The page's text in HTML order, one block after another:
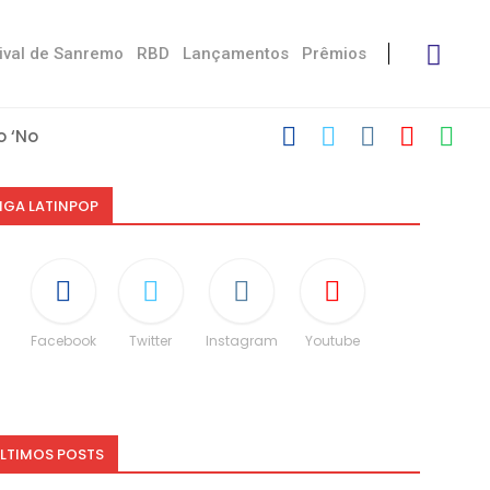
de Sanremo RBD Lançamentos Prêmios
Stress’
LATINPOP
Facebook Twitter Instagram Youtube
POSTS